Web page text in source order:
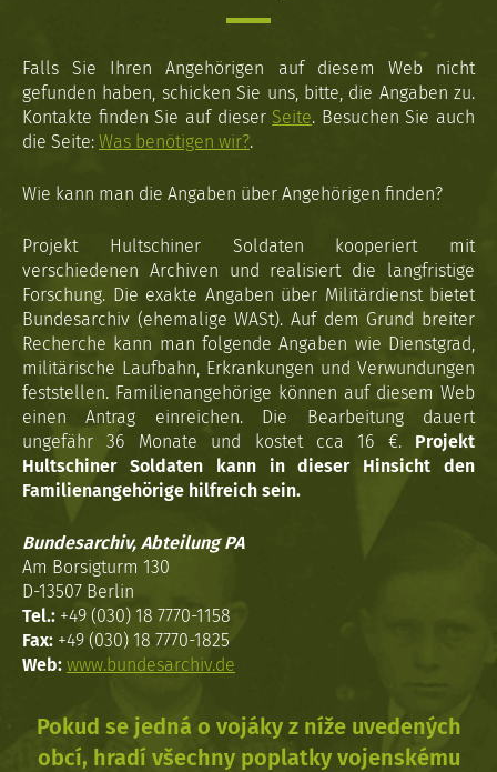
Falls Sie Ihren Angehörigen auf diesem Web nicht
gefunden haben, schicken Sie uns, bitte, die Angaben zu.
Kontakte finden Sie auf dieser Seite. Besuchen Sie auch
die Seite: Was benötigen wir?.
Wie kann man die Angaben über Angehörigen finden?
Projekt Hultschiner Soldaten kooperiert mit
verschiedenen Archiven und realisiert die langfristige
Forschung. Die exakte Angaben über Militärdienst bietet
Bundesarchiv (ehemalige WASt). Auf dem Grund breiter
Recherche kann man folgende Angaben wie Dienstgrad,
militärische Laufbahn, Erkrankungen und Verwundungen
feststellen. Familienangehörige können auf diesem Web
einen Antrag einreichen. Die Bearbeitung dauert
ungefähr 36 Monate und kostet cca 16 €. Projekt
Hultschiner Soldaten kann in dieser Hinsicht den
Familienangehörige hilfreich sein.
Bundesarchiv, Abteilung PA
Am Borsigturm 130
D-13507 Berlin
Tel.: +49 (030) 18 7770-1158
Fax: +49 (030) 18 7770-1825
Web: www.bundesarchiv.de
Pokud se jedná o vojáky z níže uvedených
obcí, hradí všechny poplatky vojenskému